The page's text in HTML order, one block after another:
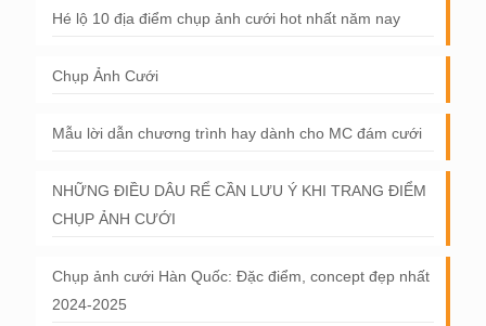
Hé lộ 10 địa điểm chụp ảnh cưới hot nhất năm nay
Chụp Ảnh Cưới
Mẫu lời dẫn chương trình hay dành cho MC đám cưới
NHỮNG ĐIỀU DÂU RỂ CẦN LƯU Ý KHI TRANG ĐIỂM
CHỤP ẢNH CƯỚI
Chụp ảnh cưới Hàn Quốc: Đặc điểm, concept đẹp nhất
2024-2025